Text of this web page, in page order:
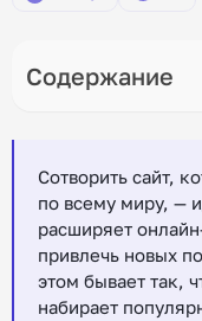
Сотворить сайт,
по всему миру, —
расширяет
привлечь новых
этом бывает так,
набирает